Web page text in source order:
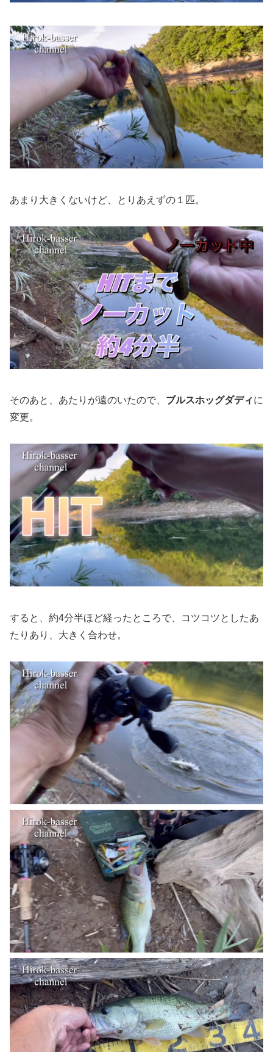
あまり大きくないけど、とりあえずの１匹。
そのあと、あたりが遠のいたので、 ブルスホッグダディに
変更。
すると、約4分半ほど経ったところで、コツコツとしたあ
たりあり、大きく合わせ。